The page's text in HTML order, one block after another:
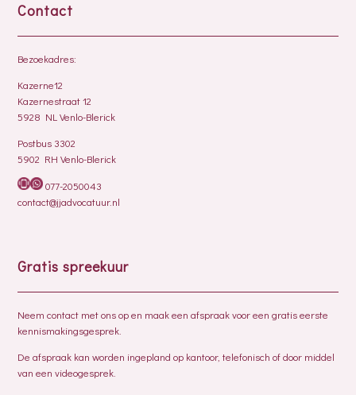
Contact
Bezoekadres:
Kazerne12
Kazernestraat 12
5928 NL Venlo-Blerick
Postbus 3302
5902 RH Venlo-Blerick
077-2050043
contact@jjadvocatuur.nl
Gratis spreekuur
Neem contact met ons op en maak een afspraak voor een gratis eerste
kennismakingsgesprek.
De afspraak kan worden ingepland op kantoor, telefonisch of door middel
van een videogesprek.